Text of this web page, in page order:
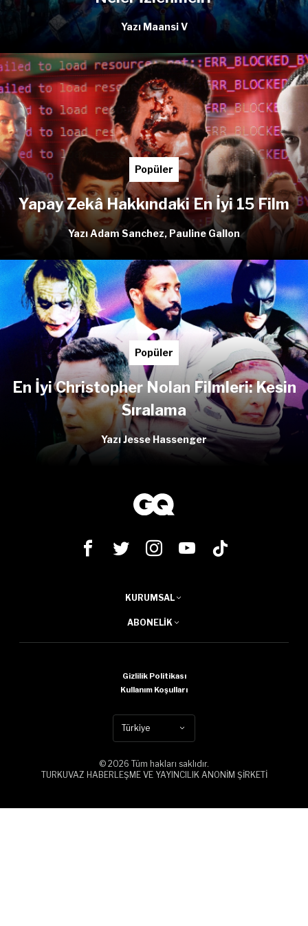
Yazı Maansi V
Popüler
Yapay Zekâ Hakkındaki En İyi 15 Film
Yazı Adam Sanchez, Pauline Gallon
Popüler
En İyi Christopher Nolan Filmleri: Kesin
Sıralama
Yazı Jesse Hassenger
KURUMSAL
ABONELIK
Gizlilik Politikası
Kullanım Koşulları
Türkiye
© 2026 Tüm hakları saklıdır.
TURKUVAZ HABERLEŞME VE YAYINCILIK ANONİM ŞİRKETİ